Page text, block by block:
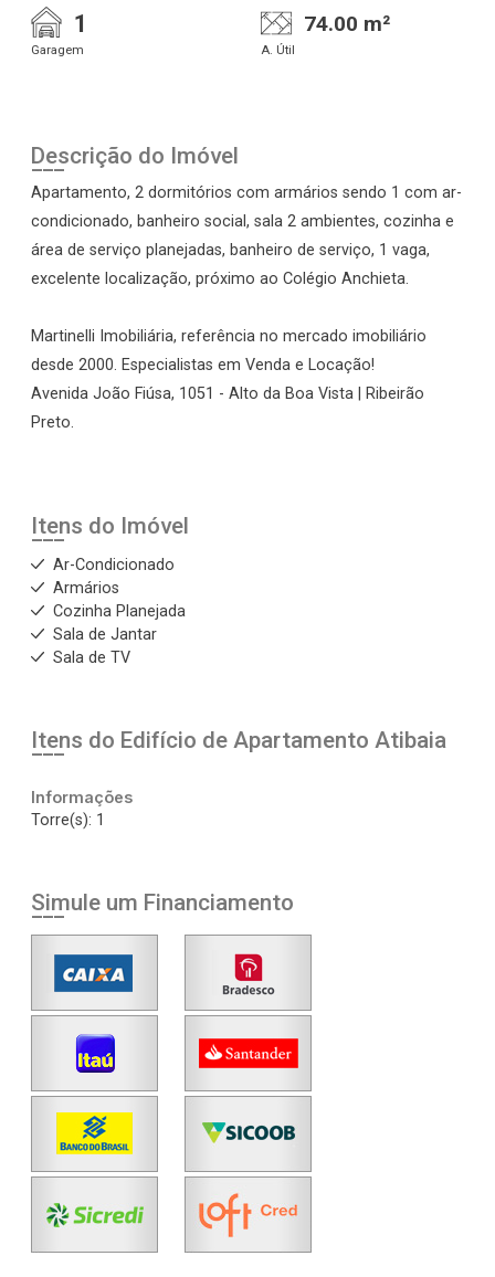
1
Garagem
74.00 m²
A. Útil
Descrição do Imóvel
Apartamento, 2 dormitórios com armários sendo 1 com ar-
condicionado, banheiro social, sala 2 ambientes, cozinha e
área de serviço planejadas, banheiro de serviço, 1 vaga,
excelente localização, próximo ao Colégio Anchieta.
Martinelli Imobiliária, referência no mercado imobiliário
desde 2000. Especialistas em Venda e Locação!
Avenida João Fiúsa, 1051 - Alto da Boa Vista | Ribeirão
Preto.
Itens do Imóvel
Ar-Condicionado
Armários
Cozinha Planejada
Sala de Jantar
Sala de TV
Itens do Edifício de Apartamento Atibaia
Informações
Torre(s): 1
Simule um Financiamento